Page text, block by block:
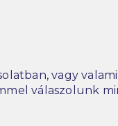
vagy
válaszolunk